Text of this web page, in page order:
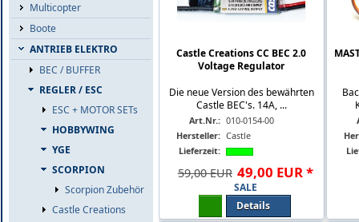
Multicopter
Boote
ANTRIEB ELEKTRO
BEC / BUFFER
REGLER / ESC
ESC + MOTOR SETs
HOBBYWING
YGE
SCORPION
Scorpion Zubehör
Castle Creations
Castle Creations CC BEC 2.0
Voltage Regulator
Die neue Version des bewährten
Castle BEC's. 14A, ...
Art.Nr.: 010-0154-00
Hersteller: Castle
Lieferzeit:
59,00 EUR 49,00 EUR*
SALE
Details